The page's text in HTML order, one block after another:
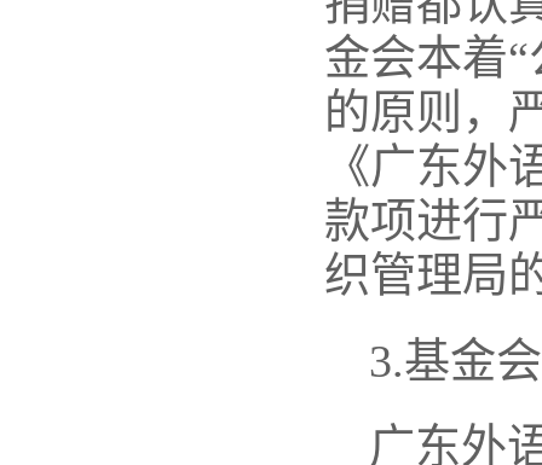
金会本着
的原则，
《广东外
款项进行
织管理局
3.基金
广东外